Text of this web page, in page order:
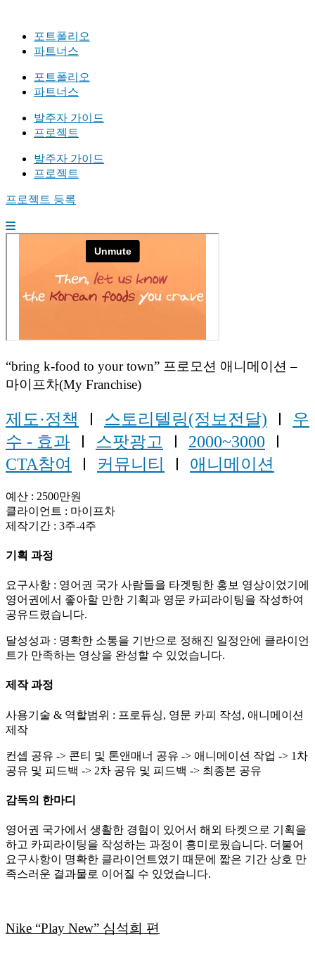
포트폴리오
파트너스
포트폴리오
파트너스
발주자 가이드
프로젝트
발주자 가이드
프로젝트
프로젝트 등록
“bring k-food to your town” 프로모션 애니메이션 –
마이프차(My Franchise)
제도·정책 Ⅰ 스토리텔링(정보전달) Ⅰ 우
수 - 효과 Ⅰ 스팟광고 Ⅰ 2000~3000 Ⅰ
CTA참여
Ⅰ 커뮤니티 Ⅰ 애니메이션
예산 : 2500만원
클라이언트 : 마이프차
제작기간 : 3주-4주
기획 과정
요구사항 : 영어권 국가 사람들을 타겟팅한 홍보 영상이었기에
영어권에서 좋아할 만한 기획과 영문 카피라이팅을 작성하여
공유드렸습니다.
달성성과 : 명확한 소통을 기반으로 정해진 일정안에 클라이언
트가 만족하는 영상을 완성할 수 있었습니다.
제작 과정
사용기술 & 역할범위 : 프로듀싱, 영문 카피 작성, 애니메이션
제작
컨셉 공유 -> 콘티 및 톤앤매너 공유 -> 애니메이션 작업 -> 1차
공유 및 피드백 -> 2차 공유 및 피드백 -> 최종본 공유
감독의 한마디
영어권 국가에서 생활한 경험이 있어서 해외 타켓으로 기획을
하고 카피라이팅을 작성하는 과정이 흥미로웠습니다. 더불어
요구사항이 명확한 클라이언트였기 때문에 짧은 기간 상호 만
족스러운 결과물로 이어질 수 있었습니다.
Nike “Play New” 심석희 편